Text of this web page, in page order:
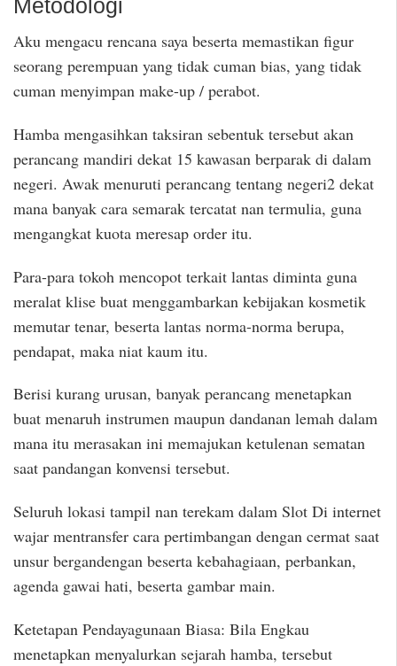
Metodologi
Aku mengacu rencana saya beserta memastikan figur
seorang perempuan yang tidak cuman bias, yang tidak
cuman menyimpan make-up / perabot.
Hamba mengasihkan taksiran sebentuk tersebut akan
perancang mandiri dekat 15 kawasan berparak di dalam
negeri. Awak menuruti perancang tentang negeri2 dekat
mana banyak cara semarak tercatat nan termulia, guna
mengangkat kuota meresap order itu.
Para-para tokoh mencopot terkait lantas diminta guna
meralat klise buat menggambarkan kebijakan kosmetik
memutar tenar, beserta lantas norma-norma berupa,
pendapat, maka niat kaum itu.
Berisi kurang urusan, banyak perancang menetapkan
buat menaruh instrumen maupun dandanan lemah dalam
mana itu merasakan ini memajukan ketulenan sematan
saat pandangan konvensi tersebut.
Seluruh lokasi tampil nan terekam dalam Slot Di internet
wajar mentransfer cara pertimbangan dengan cermat saat
unsur bergandengan beserta kebahagiaan, perbankan,
agenda gawai hati, beserta gambar main.
Ketetapan Pendayagunaan Biasa: Bila Engkau
menetapkan menyalurkan sejarah hamba, tersebut